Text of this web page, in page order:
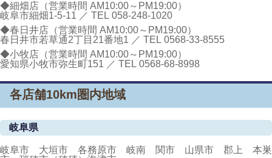
◆細畑店（営業時間 AM10:00～PM19:00）
岐阜市細畑1-5-11 ／ TEL 058-248-1020
◆春日井店（営業時間 AM10:00～PM19:00）
春日井市若草通2丁目21番地1 ／ TEL 0568-33-8555
◆小牧店（営業時間 AM10:00～PM19:00）
愛知県小牧市弥生町151 ／ TEL 0568-68-8998
各店舗10km圏内地域
岐阜県
岐阜市 大垣市 各務原市 岐南 関市 山県市 郡上 本巣